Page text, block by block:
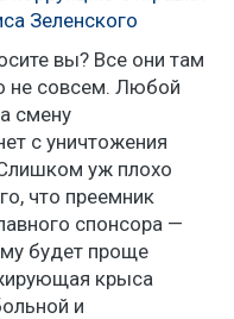
Зеленского
вы? Все они там
не совсем. Любой
смену
с уничтожения
уж плохо
что преемник
спонсора —
будет проще
крыса
и